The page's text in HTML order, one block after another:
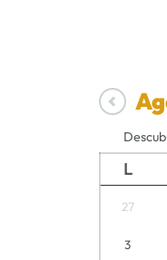
L
27
3